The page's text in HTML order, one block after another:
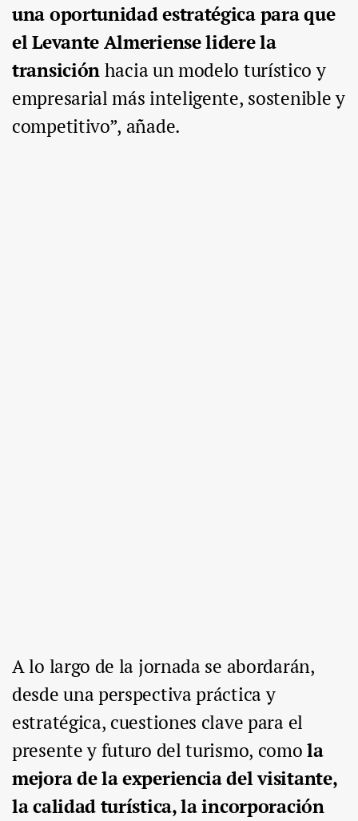
una oportunidad estratégica para que
el Levante Almeriense lidere la
transiciónhacia un modelo turístico y
empresarial más inteligente, sostenible y
competitivo”, añade.
A lo largo de la jornada se abordarán,
desde una perspectiva práctica y
estratégica, cuestiones clave para el
presente y futuro del turismo, comola
mejora de la experiencia del visitante,
la calidad turística, la incorporación